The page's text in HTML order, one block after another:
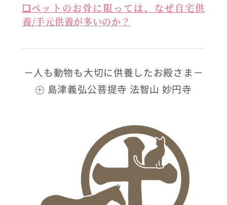
❑ペットのお骨に限っては、なぜ自宅供
養/手元供養が多いのか？
－人も動物も大切に供養したお殿さま－
㊉ 島津義弘公菩提寺 法智山 妙円寺